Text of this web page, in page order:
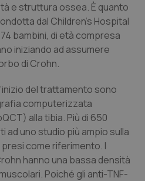
e struttura ossea. È quanto
dal Children's Hospital
bambini, di età compresa
iniziando ad assumere
di Crohn.
del trattamento sono
computerizzata
alla tibia. Più di 650
ad uno studio più ampio sulla
come riferimento. I
hanno una bassa densità
Poiché gli anti-TNF-